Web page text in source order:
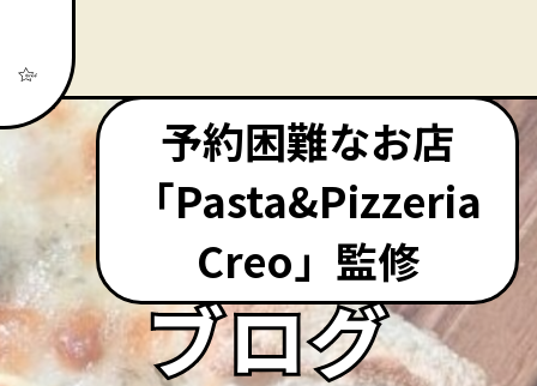
予約困難なお店
「Pasta&Pizzeria
Creo」監修
ブログ
ブログ